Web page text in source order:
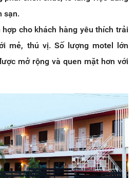
sạn.
cho khách hàng yêu thích trải
mẻ, thú vị. Số lượng motel lớn
mở rộng và quen mặt hơn với